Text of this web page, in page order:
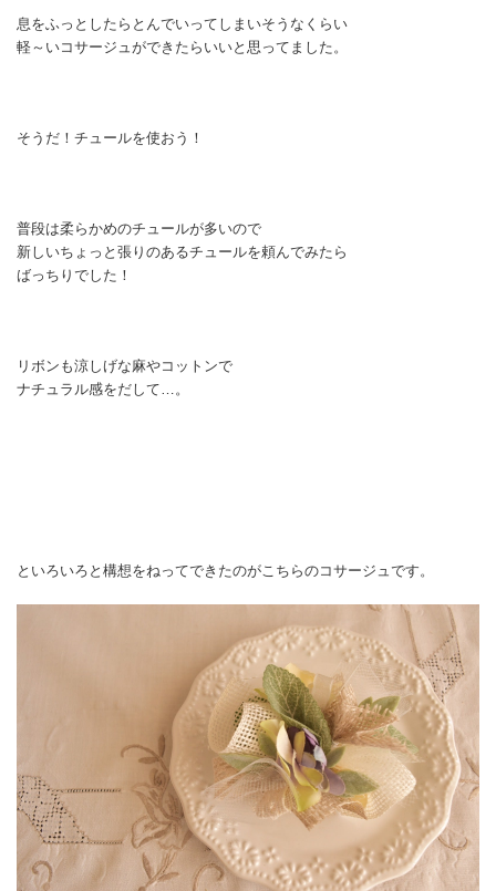
息をふっとしたらとんでいってしまいそうなくらい
軽～いコサージュができたらいいと思ってました。
そうだ！チュールを使おう！
普段は柔らかめのチュールが多いので
新しいちょっと張りのあるチュールを頼んでみたら
ばっちりでした！
リボンも涼しげな麻やコットンで
ナチュラル感をだして…。
といろいろと構想をねってできたのがこちらのコサージュです。